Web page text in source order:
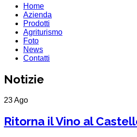
Home
Azienda
Prodotti
Agriturismo
Foto
News
Contatti
Notizie
23 Ago
Ritorna il Vino al